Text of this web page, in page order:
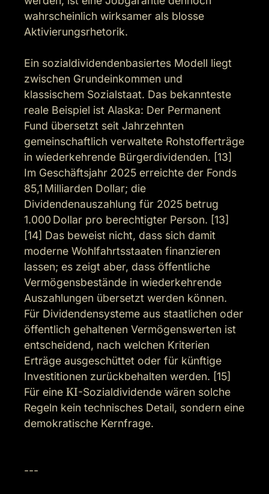
wahrscheinlich wirksamer als blosse
Aktivierungsrhetorik.
Ein sozialdividendenbasiertes Modell liegt
zwischen Grundeinkommen und
klassischem Sozialstaat. Das bekannteste
reale Beispiel ist Alaska: Der Permanent
Fund übersetzt seit Jahrzehnten
gemeinschaftlich verwaltete Rohstofferträge
in wiederkehrende Bürgerdividenden. [13]
Im Geschäftsjahr 2025 erreichte der Fonds
85,1 Milliarden Dollar; die
Dividendenauszahlung für 2025 betrug
1.000 Dollar pro berechtigter Person. [13]
[14] Das beweist nicht, dass sich damit
moderne Wohlfahrtsstaaten finanzieren
lassen; es zeigt aber, dass öffentliche
Vermögensbestände in wiederkehrende
Auszahlungen übersetzt werden können.
Für Dividendensysteme aus staatlichen oder
öffentlich gehaltenen Vermögenswerten ist
entscheidend, nach welchen Kriterien
Erträge ausgeschüttet oder für künftige
Investitionen zurückbehalten werden. [15]
Für eine KI-Sozialdividende wären solche
Regeln kein technisches Detail, sondern eine
demokratische Kernfrage.
---